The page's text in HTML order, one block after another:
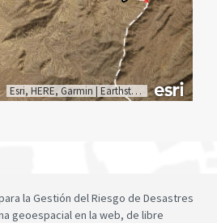
Esri, HERE, Garmin | Earthstar Geographics
la Gestión del Riesgo de Desastres
geoespacial en la web, de libre